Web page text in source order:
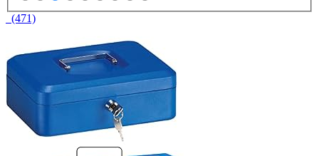
(471)